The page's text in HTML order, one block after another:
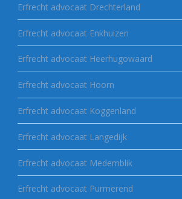
Erfrecht advocaat Drechterland
Erfrecht advocaat Enkhuizen
Erfrecht advocaat Heerhugowaard
Erfrecht advocaat Hoorn
Erfrecht advocaat Koggenland
Erfrecht advocaat Langedijk
Erfrecht advocaat Medemblik
Erfrecht advocaat Purmerend